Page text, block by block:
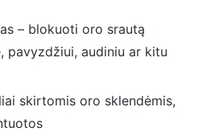
– blokuoti oro srautą
pavyzdžiui, audiniu ar kitu
skirtomis oro sklendėmis,